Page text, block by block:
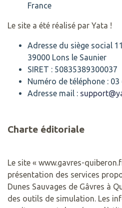
France
Le site a été réalisé par Yata !
Adresse du siège social
39000 Lons le Saunier
SIRET : 50835389300037
Numéro de téléphone : 03
Adresse mail :
Charte éditoriale
Le site « www.gavres-
présentation des services
Dunes Sauvages de Gâvres à
des outils de simulation. Les